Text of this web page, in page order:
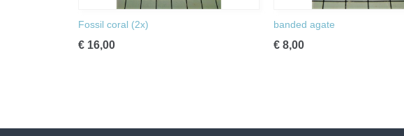
Fossil coral (2x)
€ 16,00
banded agate
€ 8,00